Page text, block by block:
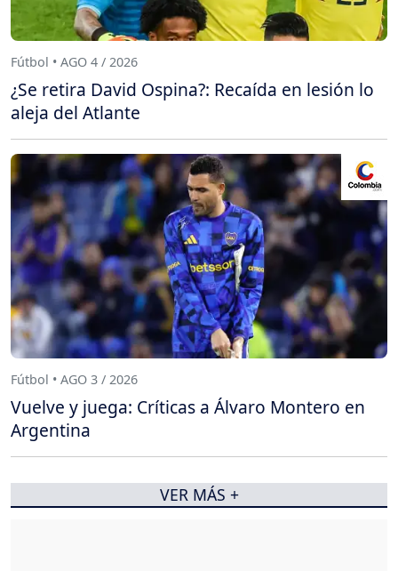
Fútbol • AGO 4 / 2026
¿Se retira David Ospina?: Recaída en lesión lo
aleja del Atlante
Fútbol • AGO 3 / 2026
Vuelve y juega: Críticas a Álvaro Montero en
Argentina
VER MÁS +